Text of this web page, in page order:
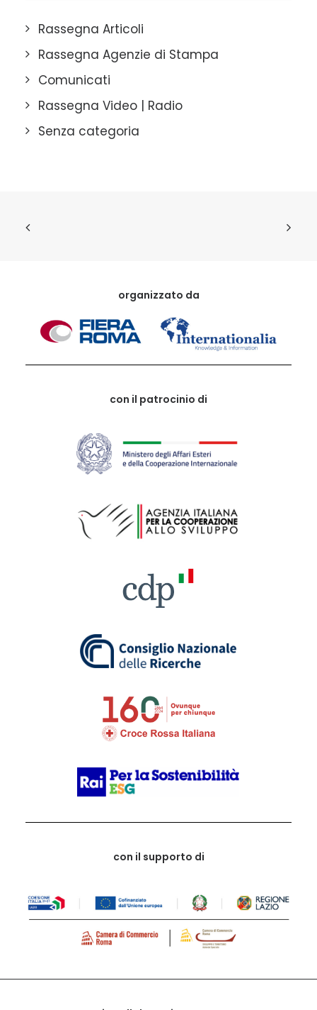
Rassegna Articoli
Rassegna Agenzie di Stampa
Comunicati
Rassegna Video | Radio
Senza categoria
organizzato da
con il patrocinio di
con il supporto di